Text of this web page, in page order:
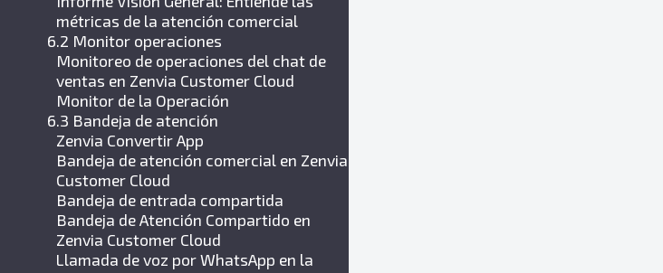
métricas de la atención comercial
6.2 Monitor operaciones
Monitoreo de operaciones del chat de
ventas en Zenvia Customer Cloud
Monitor de la Operación
6.3 Bandeja de atención
Zenvia Convertir App
Bandeja de atención comercial en Zenvia
Customer Cloud
Bandeja de entrada compartida
Bandeja de Atención Compartido en
Zenvia Customer Cloud
Llamada de voz por WhatsApp en la